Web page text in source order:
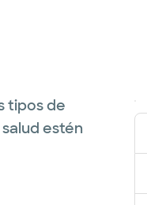
tipos de
estén